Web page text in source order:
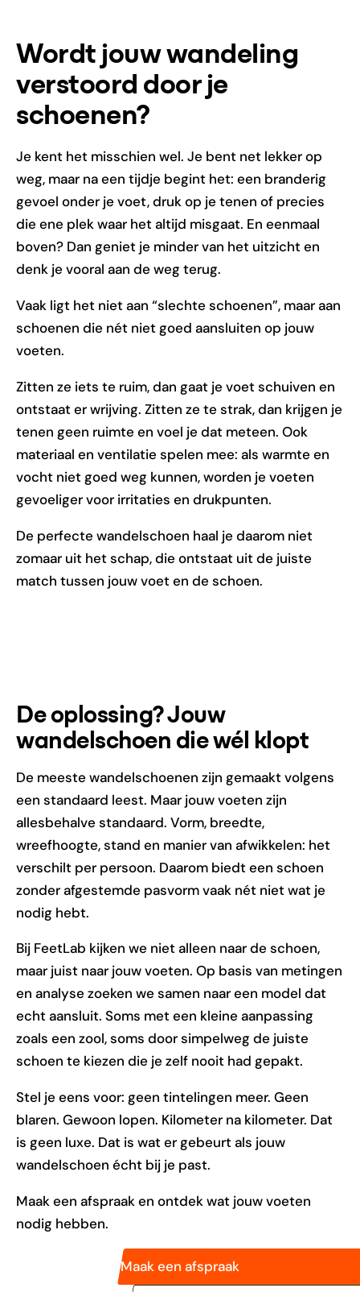
Wordt jouw wandeling
verstoord door je
schoenen?
Je kent het misschien wel. Je bent net lekker op
weg, maar na een tijdje begint het: een branderig
gevoel onder je voet, druk op je tenen of precies
die ene plek waar het altijd misgaat. En eenmaal
boven? Dan geniet je minder van het uitzicht en
denk je vooral aan de weg terug.
Vaak ligt het niet aan “slechte schoenen”, maar aan
schoenen die nét niet goed aansluiten op jouw
voeten.
Zitten ze iets te ruim, dan gaat je voet schuiven en
ontstaat er wrijving. Zitten ze te strak, dan krijgen je
tenen geen ruimte en voel je dat meteen. Ook
materiaal en ventilatie spelen mee: als warmte en
vocht niet goed weg kunnen, worden je voeten
gevoeliger voor irritaties en drukpunten.
De perfecte wandelschoen haal je daarom niet
zomaar uit het schap, die ontstaat uit de juiste
match tussen jouw voet en de schoen.
De oplossing? Jouw
wandelschoen die wél klopt
De meeste wandelschoenen zijn gemaakt volgens
een standaard leest. Maar jouw voeten zijn
allesbehalve standaard. Vorm, breedte,
wreefhoogte, stand en manier van afwikkelen: het
verschilt per persoon. Daarom biedt een schoen
zonder afgestemde pasvorm vaak nét niet wat je
nodig hebt.
Bij FeetLab kijken we niet alleen naar de schoen,
maar juist naar jouw voeten. Op basis van metingen
en analyse zoeken we samen naar een model dat
echt aansluit. Soms met een kleine aanpassing
zoals een zool, soms door simpelweg de juiste
schoen te kiezen die je zelf nooit had gepakt.
Stel je eens voor: geen tintelingen meer. Geen
blaren. Gewoon lopen. Kilometer na kilometer. Dat
is geen luxe. Dat is wat er gebeurt als jouw
wandelschoen écht bij je past.
Maak een afspraak en ontdek wat jouw voeten
nodig hebben.
Maak een afspraak